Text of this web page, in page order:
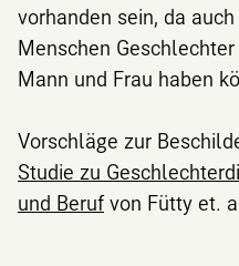
vorhanden sein, da
Menschen
Mann und Frau haben
Vorschläge zur
Studie zu
und Berufvon Fütty et.